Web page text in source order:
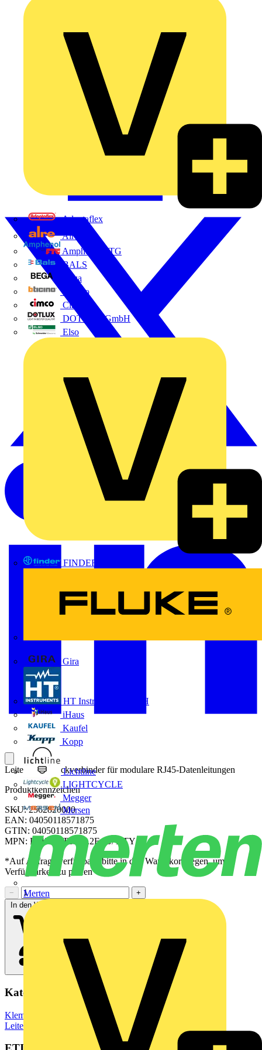
Adaptaflex
Alre
Amphenol FTG
BALS
Bega
Bticino
Cimco
DOTLUX GmbH
Elso
FINDER
Gira
HT Instruments GmbH
iHaus
Kaufel
Kopp
Lichtline
LIGHTCYCLE
Megger
Mersen
Merten
Leiterplattensteckverbinder für modulare RJ45-Datenleitungen
Produktkennzeichen
SKU: 2562820000
EAN: 04050118571875
GTIN: 04050118571875
MPN: RJ45C5 T1D 3.2E4G/Y TY
*Auf Anfrage verfügbar - bitte in den Warenkorb legen, um
Verfügbarkeit zu prüfen
−
+
In den Warenkorb
Kategorien
Klemmen, Steckverbinder & Verbindungselemente
Leiterplattensteckverbinder